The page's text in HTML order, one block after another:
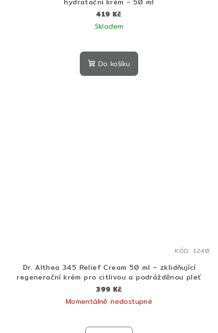
419 Kč
Skladem
Do košíku
Dr. Althea 345 Relief Cream 50 ml – zklidňující
regenerační krém pro citlivou a podrážděnou pleť
399 Kč
Momentálně nedostupné
KÓD: 1240